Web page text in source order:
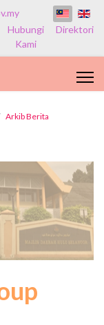
Hubungi
Kami
Direktori
Arkib Berita